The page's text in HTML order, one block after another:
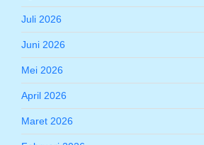
Juli 2026
Juni 2026
Mei 2026
April 2026
Maret 2026